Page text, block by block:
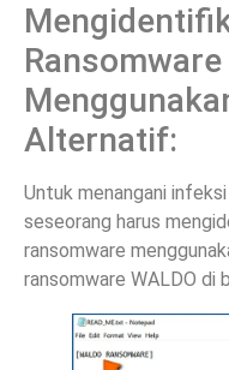
Alternatif:
Untuk menangani
seseorang harus
ransomware
ransomware WALDO di